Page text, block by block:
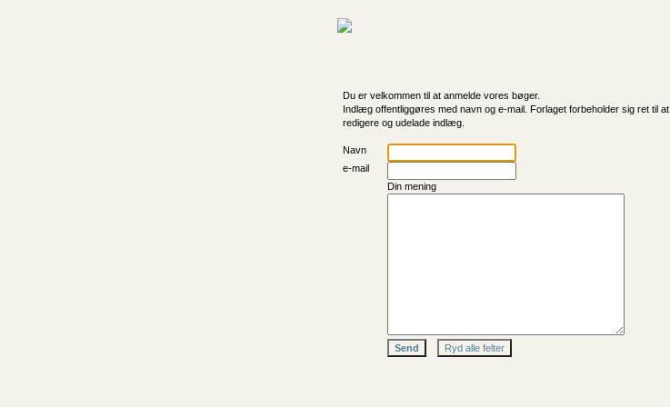
Du er velkommen til at anmelde vores bøger.
Indlæg offentliggøres med navn og e-mail. Forlaget forbeholder sig ret til at
redigere og udelade indlæg.
Navn
e-mail
Din mening